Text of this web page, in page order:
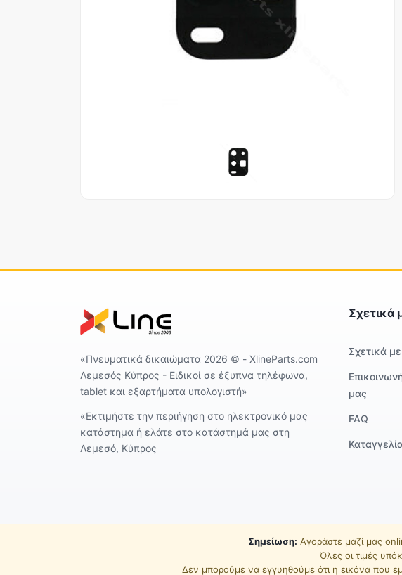
«Πνευματικά δικαιώματα 2026 ©️ - XlineParts.com
Λεμεσός Κύπρος - Ειδικοί σε έξυπνα τηλέφωνα,
tablet και εξαρτήματα υπολογιστή»
«Εκτιμήστε την περιήγηση στο ηλεκτρονικό μας
κατάστημα ή ελάτε στο κατάστημά μας στη
Λεμεσό, Κύπρος
Σχετικά
Σχετικά
μας
FAQ
Καταγγελία
Σημείωση: Αγοράστε μαζί μας
Όλες οι τιμές
Δεν μπορούμε να εγγυηθούμε ότι η εικόνα που